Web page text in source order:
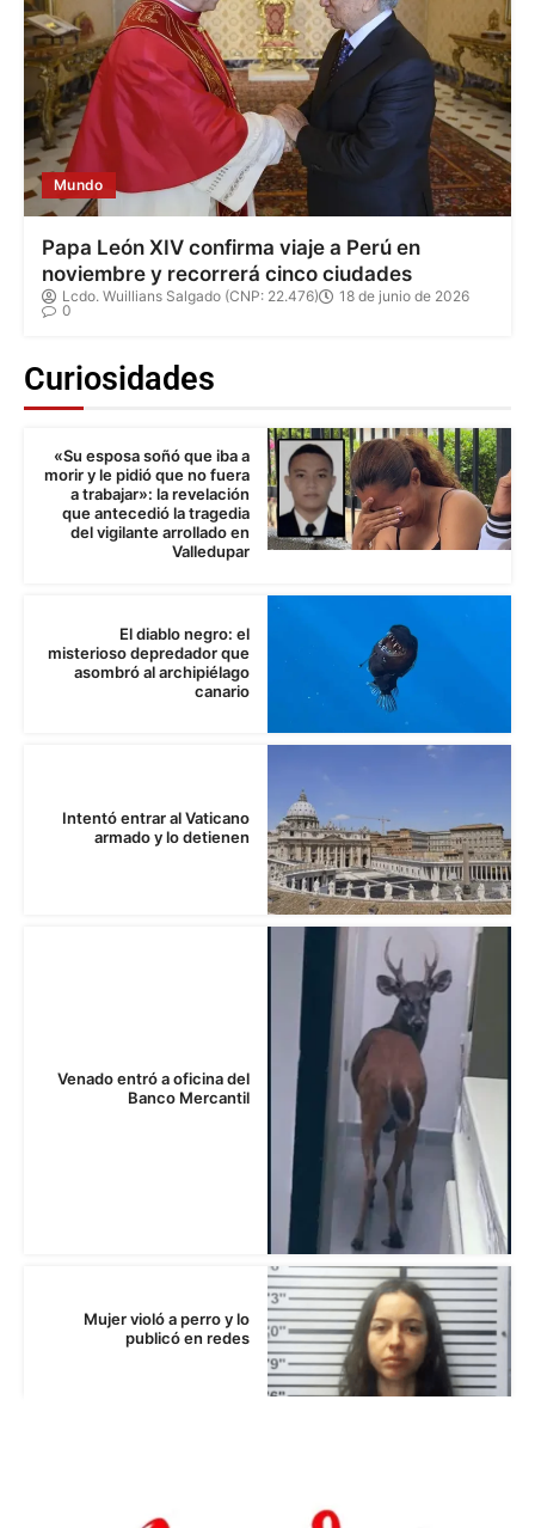
Mundo
Papa León XIV confirma viaje a Perú en
noviembre y recorrerá cinco ciudades
Lcdo. Wuillians Salgado (CNP: 22.476)
18 de junio de 2026
0
Curiosidades
«Su esposa soñó que iba a
morir y le pidió que no fuera
a trabajar»: la revelación
que antecedió la tragedia
del vigilante arrollado en
Valledupar
El diablo negro: el
misterioso depredador que
asombró al archipiélago
canario
Intentó entrar al Vaticano
armado y lo detienen
Venado entró a oficina del
Banco Mercantil
Mujer violó a perro y lo
publicó en redes